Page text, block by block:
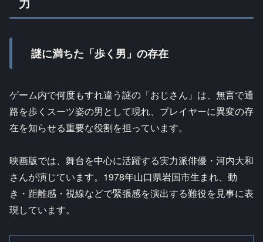
謎に満ちた「歩く男」の存在
ゲーム内で何度もすれ違う謎の「おじさん」は、無言で通
路を歩くスーツ姿の男として現れ、プレイヤーに異変の存
在を知らせる重要な役割を担っています。
映画版では、舞台を中心に活躍する実力派俳優・河内大和
さんが演じています。1978年山口県岩国市生まれ、動
き・距離感・視線などで緊張感を演出する難役を見事に表
現しています。